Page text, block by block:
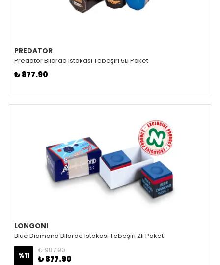
PREDATOR
Predator Bilardo Istakası Tebeşiri 5Li Paket
₺ 877.90
LONGONI
Blue Diamond Bilardo Istakası Tebeşiri 2li Paket
%11
₺ 987.90
₺ 877.90